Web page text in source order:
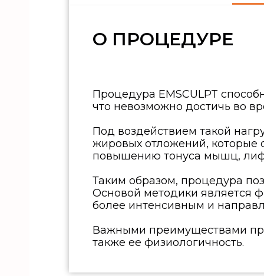
О ПРОЦЕДУРЕ
Процедура EMSCULPT
что невозможно достичь во
Под воздействием такой
жировых отложений, которые
повышению тонуса мышц,
Таким образом, процедура
Основой методики является
более интенсивным и
Важными преимуществами
также ее физиологичность.